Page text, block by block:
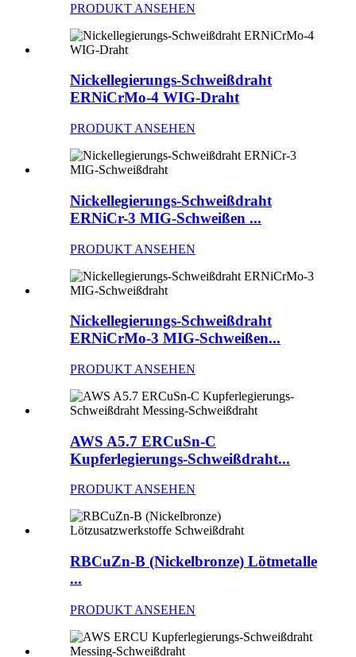
PRODUKT ANSEHEN
Nickellegierungs-Schweißdraht
ERNiCrMo-4 WIG-Draht
PRODUKT ANSEHEN
Nickellegierungs-Schweißdraht
ERNiCr-3 MIG-Schweißen ...
PRODUKT ANSEHEN
Nickellegierungs-Schweißdraht
ERNiCrMo-3 MIG-Schweißen...
PRODUKT ANSEHEN
AWS A5.7 ERCuSn-C
Kupferlegierungs-Schweißdraht...
PRODUKT ANSEHEN
RBCuZn-B (Nickelbronze) Lötmetalle
...
PRODUKT ANSEHEN